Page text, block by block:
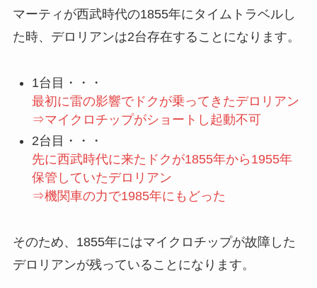
マーティが西武時代の1855年にタイムトラベルし
た時、デロリアンは2台存在することになります。
1台目・・・
最初に雷の影響でドクが乗ってきたデロリアン
⇒マイクロチップがショートし起動不可
2台目・・・
先に西武時代に来たドクが1855年から1955年
保管していたデロリアン
⇒機関車の力で1985年にもどった
そのため、1855年にはマイクロチップが故障した
デロリアンが残っていることになります。